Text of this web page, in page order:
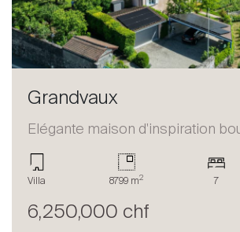
Grandvaux
Villa 8799 m2 7
6,250,000 chf